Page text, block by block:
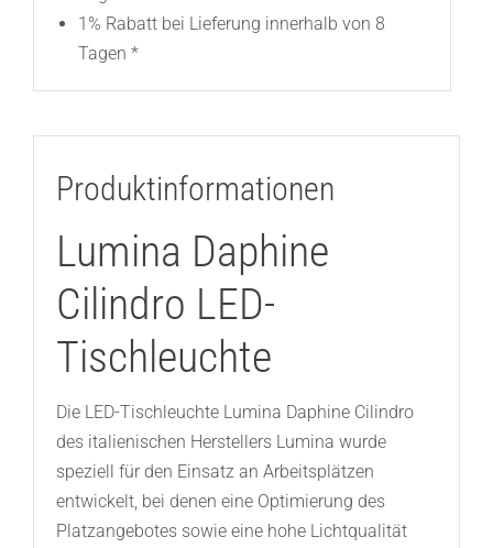
1% Rabatt bei Lieferung innerhalb von 8
Tagen *
Produktinformationen
Lumina Daphine
Cilindro LED-
Tischleuchte
Die LED-Tischleuchte Lumina Daphine Cilindro
des italienischen Herstellers Lumina wurde
speziell für den Einsatz an Arbeitsplätzen
entwickelt, bei denen eine Optimierung des
Platzangebotes sowie eine hohe Lichtqualität